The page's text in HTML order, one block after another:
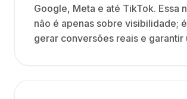
Google, Meta e até TikTok. Essa
não é apenas sobre visibilidade;
gerar conversões reais e